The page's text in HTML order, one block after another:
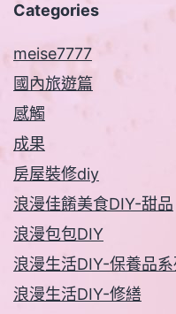
Categories
meise7777
國內旅遊篇
感觸
成果
房屋裝修diy
浪漫佳餚美食DIY-甜品
浪漫包包DIY
浪漫生活DIY-保養品系
浪漫生活DIY-修繕